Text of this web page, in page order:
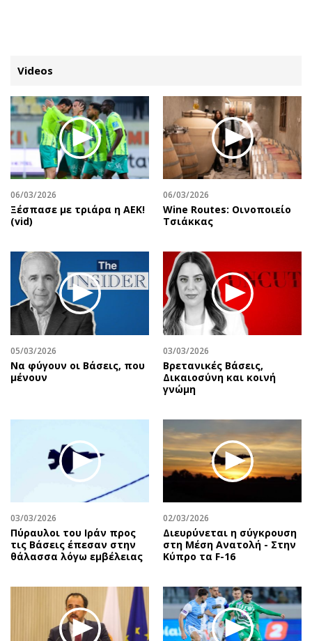
ΚΑΤΗΓΟΡΙΕΣ ΣΥΝΔΕΣΗ
Κύπρος
Παιδεία
Υγεία
Πολιτική
Βουλευτικές 2026
Προεδρικές 2023
Δημοσκοπήσεις
Διπλωματία
Αθλητισμός
Κύπρος
Ελλάδα
Διεθνή
Οικονομία
Real Estate
Αγορές
Money Review
AstroBank Properties
Ενέργεια
Περιβάλλον
Απόψεις
Αρθρογραφία
The Hill
Υγεία
Αγγελίες
Πωλούνται
Ζητούν εργασία
Θέσεις εργασίας
Geek
Νέα
Κινητά-tablets
Social
Αφιερώματα
Πολιτική
Οικονομία
Αναδρομές
Πρόσωπα
Περιβάλλον
Γυναίκα
Showbiz
Ταξίδια
Videos
06/03/2026
Ξέσπασε με τριάρα η ΑΕΚ!
(vid)
06/03/2026
Wine Routes: Οινοποιείο
Τσιάκκας
05/03/2026
Να φύγουν οι Βάσεις, που
μένουν
03/03/2026
Βρετανικές Βάσεις,
Δικαιοσύνη και κοινή
γνώμη
03/03/2026
Πύραυλοι του Ιράν προς
τις Βάσεις έπεσαν στην
θάλασσα λόγω εμβέλειας
02/03/2026
Διευρύνεται η σύγκρουση
στη Μέση Ανατολή - Στην
Κύπρο τα F-16